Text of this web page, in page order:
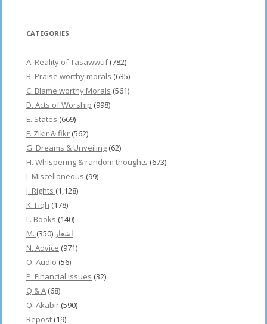
CATEGORIES
A. Reality of Tasawwuf(782)
B. Praise worthy morals (635)
C. Blame worthy Morals (561)
D. Acts of Worship (998)
E. States (669)
F. Zikir & fikr (562)
G. Dreams & Unveiling (62)
H. Whispering & random thoughts (673)
I. Miscellaneous (99)
J. Rights (1,128)
K. Fiqh (178)
L. Books (140)
M. اشعار (350)
N. Advice (971)
O. Audio (56)
P. Financial issues (32)
Q & A (68)
Q. Akabir (590)
Repost (19)